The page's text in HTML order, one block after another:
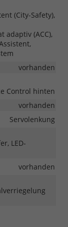
(City-Safety),
adaptiv (ACC),
vorhanden
Control hinten
vorhanden
Servolenkung
LED-
vorhanden